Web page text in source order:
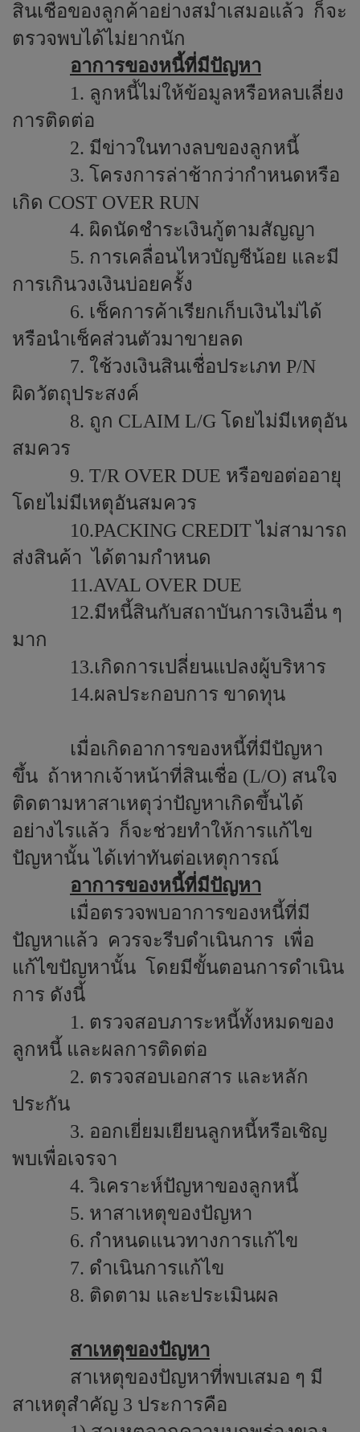
สินเชื่อของลูกค้าอย่างสม่ำเสมอแล้ว ก็จะ
ตรวจพบได้ไม่ยากนัก
อาการของหนี้ที่มีปัญหา
1. ลูกหนี้ไม่ให้ข้อมูลหรือหลบเลี่ยง
การติดต่อ
2. มีข่าวในทางลบของลูกหนี้
3. โครงการล่าช้ากว่ากำหนดหรือ
เกิด COST OVER RUN
4. ผิดนัดชำระเงินกู้ตามสัญญา
5. การเคลื่อนไหวบัญชีน้อย และมี
การเกินวงเงินบ่อยครั้ง
6. เช็คการค้าเรียกเก็บเงินไม่ได้
หรือนำเช็คส่วนตัวมาขายลด
7. ใช้วงเงินสินเชื่อประเภท P/N
ผิดวัตถุประสงค์
8. ถูก CLAIM L/G โดยไม่มีเหตุอัน
สมควร
9. T/R OVER DUE หรือขอต่ออายุ
โดยไม่มีเหตุอันสมควร
10.PACKING CREDITไม่สามารถ
ส่งสินค้า ได้ตามกำหนด
11.AVAL OVER DUE
12.มีหนี้สินกับสถาบันการเงินอื่น ๆ
มาก
13.เกิดการเปลี่ยนแปลงผู้บริหาร
14.ผลประกอบการ ขาดทุน
เมื่อเกิดอาการของหนี้ที่มีปัญหา
ขึ้น ถ้าหากเจ้าหน้าที่สินเชื่อ (L/O) สนใจ
ติดตามหาสาเหตุว่าปัญหาเกิดขึ้นได้
อย่างไรแล้ว ก็จะช่วยทำให้การแก้ไข
ปัญหานั้น ได้เท่าทันต่อเหตุการณ์
อาการของหนี้ที่มีปัญหา
เมื่อตรวจพบอาการของหนี้ที่มี
ปัญหาแล้ว ควรจะรีบดำเนินการ เพื่อ
แก้ไขปัญหานั้น โดยมีขั้นตอนการดำเนิน
การ ดังนี้
1. ตรวจสอบภาระหนี้ทั้งหมดของ
ลูกหนี้ และผลการติดต่อ
2. ตรวจสอบเอกสาร และหลัก
ประกัน
3. ออกเยี่ยมเยียนลูกหนี้หรือเชิญ
พบเพื่อเจรจา
4. วิเคราะห์ปัญหาของลูกหนี้
5. หาสาเหตุของปัญหา
6. กำหนดแนวทางการแก้ไข
7. ดำเนินการแก้ไข
8. ติดตาม และประเมินผล
สาเหตุของปัญหา
สาเหตุของปัญหาที่พบเสมอ ๆ มี
สาเหตุสำคัญ 3 ประการคือ